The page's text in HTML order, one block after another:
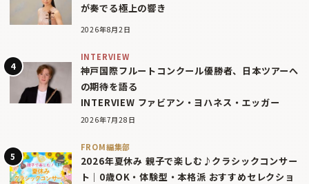
が奏でる極上の響き
2026年8月2日
INTERVIEW
神戸国際フルートコンクール優勝者、日本ツアーへ
の期待を語る
INTERVIEW ファビアン・ヨハネス・エッガー
2026年7月28日
FROM編集部
2026年夏休み 親子で楽しむ♪クラシックコンサー
ト｜0歳OK・体験型・本格派 おすすめセレクショ